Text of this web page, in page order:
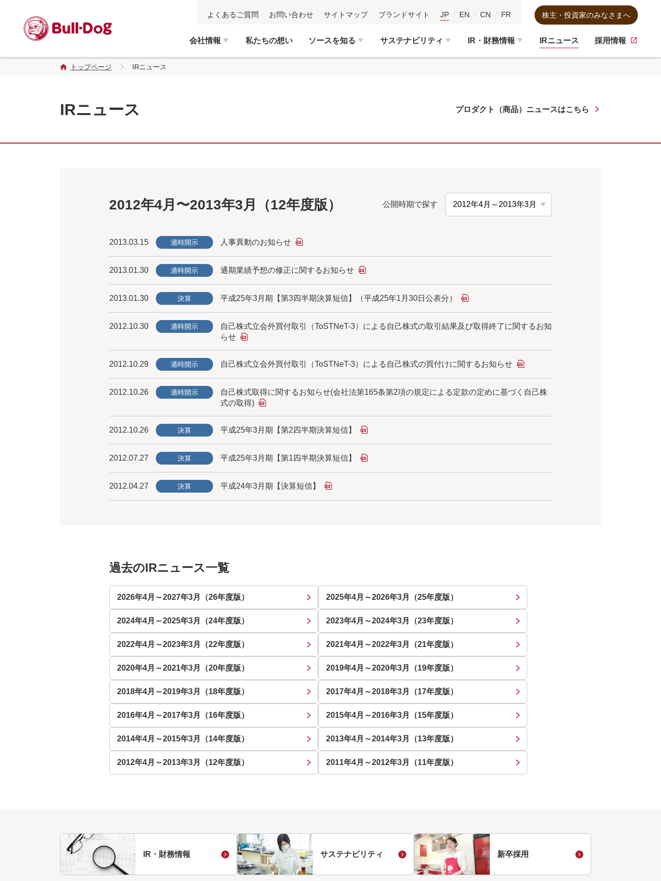
よくあるご質問 お問い合わせ サイトマップ ブランドサイト JP EN CN FR 株主・投資家のみなさまへ
会社情報 私たちの想い ソースを知る サステナビリティ IR・財務情報 IRニュース 採用情報
トップページ IRニュース
IRニュース プロダクト（商品） ニュースはこちら
2012年4月〜2013年3月（12年度版） 公開時期で探す
2013.03.15 適時開示 人事異動のお知らせ
2013.01.30 適時開示 通期業績予想の修正に関するお知らせ
2013.01.30 決算 平成25年3月期【第3四半期決算短信】（平成25年1月30日公表分）
2012.10.30 適時開示
自己株式立会外買付取引（ToSTNeT-3）による自己株式の取引結果及び取得終了に関するお知
らせ
2012.10.29 適時開示 自己株式立会外買付取引（ToSTNeT-3）による自己株式の買付けに関するお知らせ
2012.10.26 適時開示
自己株式取得に関するお知らせ(会社法第165条第2項の規定による定款の定めに基づく自己株
式の取得)
2012.10.26 決算 平成25年3月期【第2四半期決算短信】
2012.07.27 決算 平成25年3月期【第1四半期決算短信】
2012.04.27 決算 平成24年3月期【決算短信】
過去のIRニュース一覧
2026年4月～2027年3月（26年度版） 2025年4月～2026年3月（25年度版）
2024年4月～2025年3月（24年度版） 2023年4月～2024年3月（23年度版）
2022年4月～2023年3月（22年度版） 2021年4月～2022年3月（21年度版）
2020年4月～2021年3月（20年度版） 2019年4月～2020年3月（19年度版）
2018年4月～2019年3月（18年度版） 2017年4月～2018年3月（17年度版）
2016年4月～2017年3月（16年度版） 2015年4月～2016年3月（15年度版）
2014年4月～2015年3月（14年度版） 2013年4月～2014年3月（13年度版）
2012年4月～2013年3月（12年度版） 2011年4月～2012年3月（11年度版）
IR・財務情報 サステナビリティ 新卒採用